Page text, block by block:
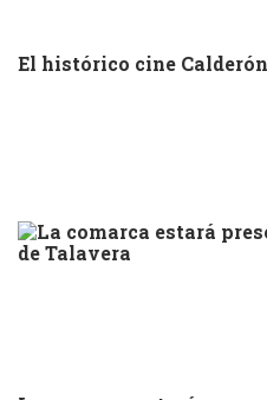
El histórico cine